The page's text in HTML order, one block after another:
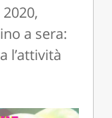
a sera:
l’attività